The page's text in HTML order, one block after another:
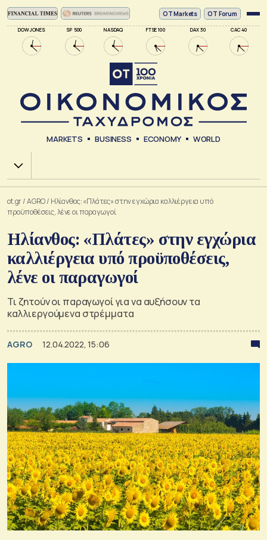
DOW JONES SP 500 NASDAQ FTSE 100 DAX 30 CAC 40
ΟΤ Markets OT Forum
MARKETS BUSINESS ECONOMY WORLD
Χ.Α.
ot.gr/AGRO/ Ηλίανθος: «Πλάτες» στην εγχώρια καλλιέργεια υπό
προϋποθέσεις, λένε οι παραγωγοί
Ηλίανθος: «Πλάτες» στην εγχώρια
καλλιέργεια υπό προϋποθέσεις,
λένε οι παραγωγοί
Τι ζητούν οι παραγωγοί για να αυξήσουν τα
καλλιεργούμενα στρέμματα
AGRO 12.04.2022, 15:06